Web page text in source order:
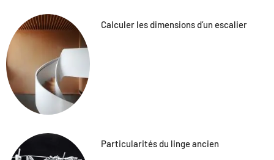
Calculer les dimensions d’un escalier
Particularités du linge ancien